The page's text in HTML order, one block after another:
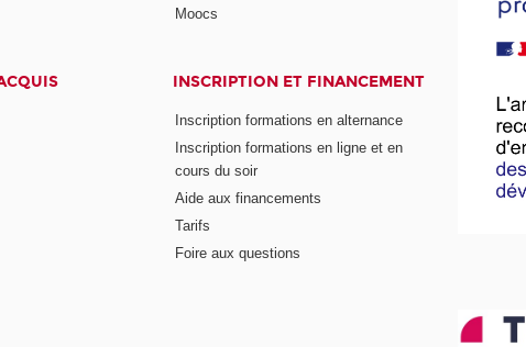
Moocs
INSCRIPTION ET FINANCEMENT
Inscription formations en alternance
Inscription formations en ligne et en
cours du soir
Aide aux financements
Tarifs
Foire aux questions